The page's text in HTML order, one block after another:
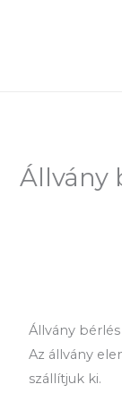
Állvány
Állvány
Az állvány
szállítjuk ki.